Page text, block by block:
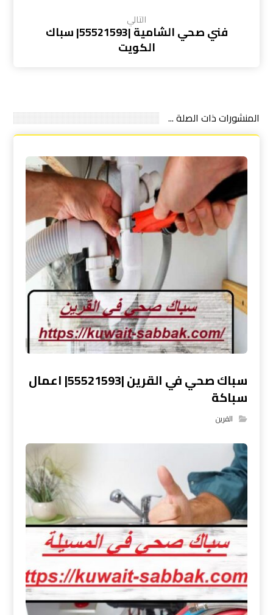
التالي
فني صحي الشامية |55521593| سباك
الكويت
المنشورات ذات الصلة ...
سباك صحي في القرين |55521593| اعمال
سباكة
القرين